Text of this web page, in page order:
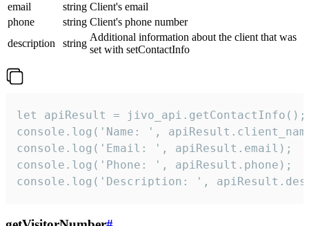
email
string Client's email
phone
string Client's phone number
description
string
Additional information about the client that was
set with setContactInfo
let apiResult = jivo_api.getContactInfo();
console.log('Name: ',
console.log('Email: ', apiResult.email);
console.log('Phone: ', apiResult.phone);
console.log('Description: ',